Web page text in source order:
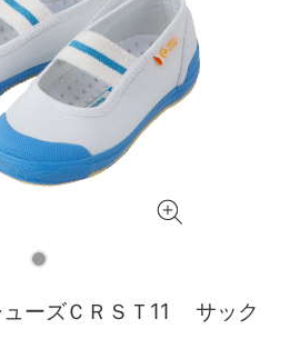
ューズＣＲＳＴ11 サック